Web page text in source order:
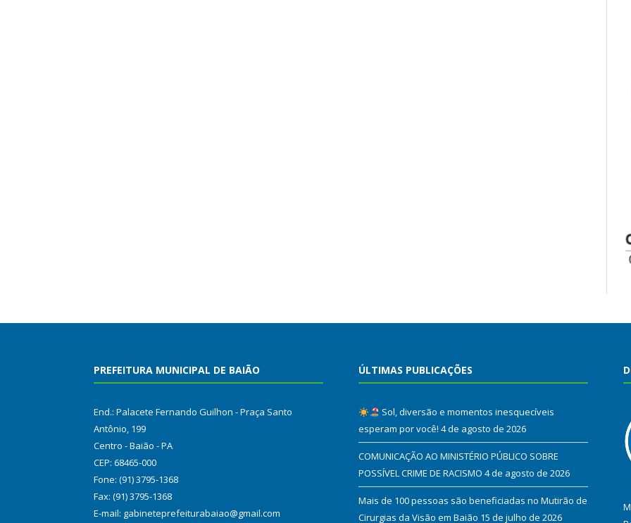
PREFEITURA MUNICIPAL DE BAIÃO
End.: Palacete Fernando Guilhon - Praça Santo
Antônio, 199
Centro - Baião - PA
CEP: 68465-000
Fone: (91) 3795-1368
Fax: (91) 3795-1368
E-mail: gabineteprefeiturabaiao@gmail.com
ÚLTIMAS PUBLICAÇÕES
Sol, diversão e momentos inesquecíveis
esperam por você! 4 de agosto de 2026
COMUNICAÇÃO AO MINISTÉRIO PÚBLICO SOBRE
POSSÍVEL CRIME DE RACISMO 4 de agosto de 2026
Mais de 100 pessoas são beneficiadas no Mutirão de
Cirurgias da Visão em Baião 15 de julho de 2026